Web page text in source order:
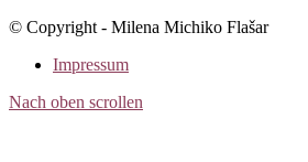
© Copyright - Milena Michiko Flašar
Impressum
Nach oben scrollen